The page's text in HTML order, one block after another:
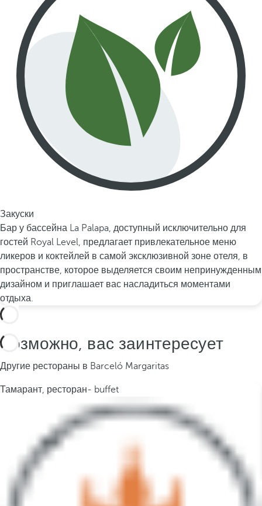
Закуски
Бар у бассейна La Palapa, доступный исключительно для
гостей Royal Level, предлагает привлекательное меню
ликеров и коктейлей в самой эксклюзивной зоне отеля, в
пространстве, которое выделяется своим непринужденным
дизайном и приглашает вас насладиться моментами
отдыха.
Возможно, вас заинтересует
Другие рестораны в Barceló Margaritas
Тамарант, ресторан- buffet